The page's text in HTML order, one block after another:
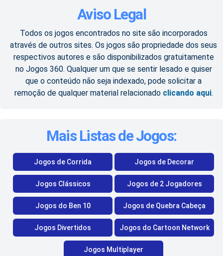
Aviso Legal
Todos os jogos encontrados no site são incorporados
através de outros sites. Os jogos são propriedade dos seus
respectivos autores e são disponibilizados gratuitamente
no Jogos 360. Qualquer um que se sentir lesado e quiser
que o conteúdo não seja indexado, pode solicitar a
remoção de qualquer material relacionado clicando aqui.
Mais Listas de Jogos:
Jogos de Corrida Jogos de Decorar
Jogos Clássicos Jogos de 2 Jogadores
Jogos do Ben 10 Jogos de Quebra Cabeça
Jogos Divertidos Jogos do Cartoon Network
Jogos Multiplayer